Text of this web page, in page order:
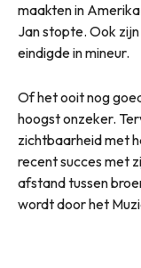
maakten in
Jan stopte. Ook
eindigde in mineur.
Of het ooit nog
hoogst onzeker.
zichtbaarheid met
recent succes met
afstand tussen
wordt door het